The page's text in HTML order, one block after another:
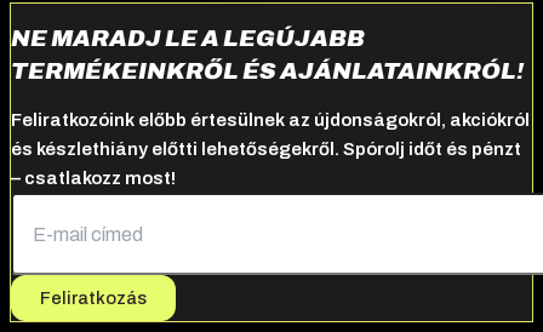
NE MARADJ LE A LEGÚJABB
TERMÉKEINKRŐL ÉS AJÁNLATAINKRÓL!
Feliratkozóink előbb értesülnek az újdonságokról, akciókról
és készlethiány előtti lehetőségekről. Spórolj időt és pénzt
– csatlakozz most!
Feliratkozás